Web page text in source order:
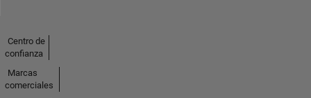
Centro de
confianza
Marcas
comerciales